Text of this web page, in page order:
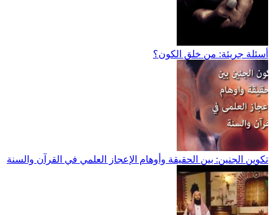
أسئلة جريئة: من خلق الكون؟
تكوين الجنين: بين الحقيقة وأوهام الإعجاز العلمي في القرآن والسنة